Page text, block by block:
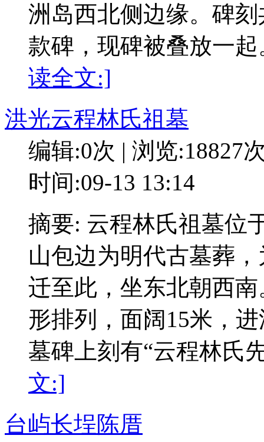
洲岛西北侧边缘。碑
款碑，现碑被叠放一
读全文:]
洪光云程林氏祖墓
编辑:0次 | 浏览:18827
时间:09-13 13:14
摘要: 云程林氏祖墓位
山包边为明代古墓葬
迁至此，坐东北朝西
形排列，面阔15米，
墓碑上刻有“云程林氏
文:]
台屿长埕陈厝